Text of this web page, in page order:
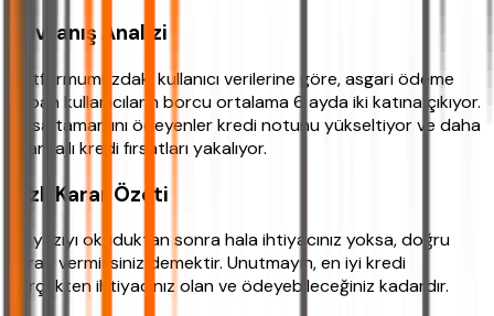
Davranış Analizi
Platformumuzdaki kullanıcı verilerine göre, asgari ödeme
yapan kullanıcıların borcu ortalama 6 ayda iki katına çıkıyor.
Oysa tamamını ödeyenler kredi notunu yükseltiyor ve daha
avantajlı kredi fırsatları yakalıyor.
Hızlı Karar Özeti
Bu yazıyı okuduktan sonra hala ihtiyacınız yoksa, doğru
kararı vermişsiniz demektir. Unutmayın, en iyi kredi
gerçekten ihtiyacınız olan ve ödeyebileceğiniz kadardır.